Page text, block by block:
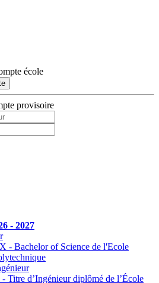
école
provisoire
- 2027
- Bachelor of Science de l'Ecole
Titre d’Ingénieur diplômé de l’École